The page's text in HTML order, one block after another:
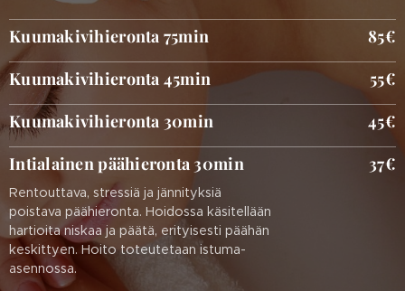
Kuumakivihieronta 75min
85€
Kuumakivihieronta 45min
55€
Kuumakivihieronta 30min
45€
Intialainen päähieronta 30min
Rentouttava, stressiä ja jännityksiä
poistava päähieronta. Hoidossa käsitellään
hartioita niskaa ja päätä, erityisesti päähän
keskittyen. Hoito toteutetaan istuma-
asennossa.
37€